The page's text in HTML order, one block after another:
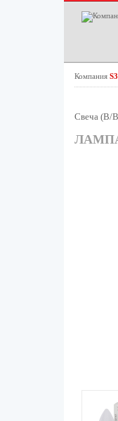
Компания S3
Свеча (B/